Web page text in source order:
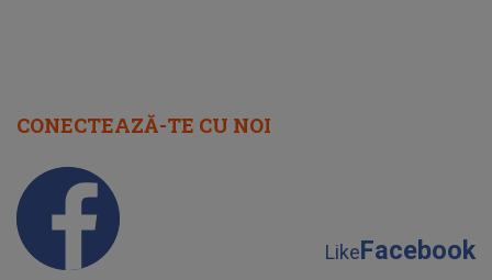
CONECTEAZĂ-TE CU NOI
LikeFacebook